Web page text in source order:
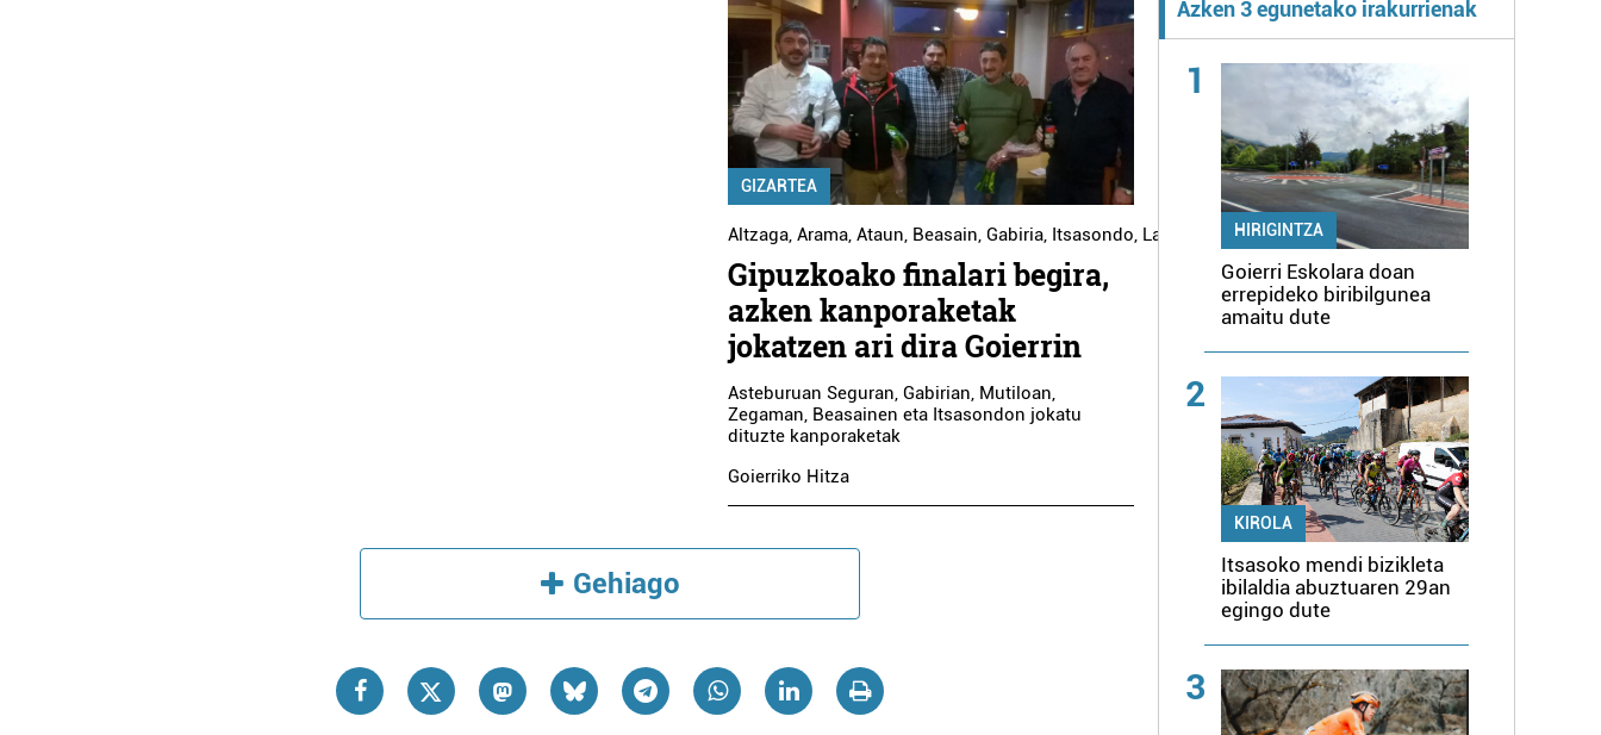
GIZARTEA
Altzaga,Arama,Ataun, Beasain,Gabiria, Itsasondo, Lazkao
Gipuzkoako finalari begira,
azken kanporaketak
jokatzen ari dira Goierrin
Asteburuan Seguran, Gabirian, Mutiloan,
Zegaman, Beasainen eta Itsasondon jokatu
dituzte kanporaketak
Goierriko Hitza
Gehiago
Azken 3 egunetako irakurrienak
1
HIRIGINTZA
Goierri Eskolara doan
errepideko biribilgunea
amaitu dute
2
KIROLA
Itsasoko mendi bizikleta
ibilaldia abuztuaren 29an
egingo dute
3